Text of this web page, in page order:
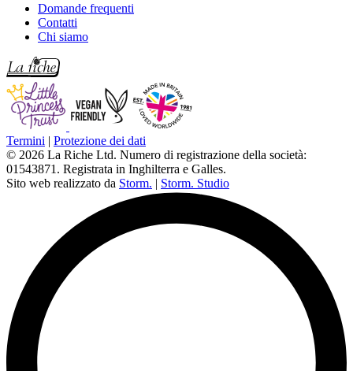
Domande frequenti
Contatti
Chi siamo
Termini | Protezione dei dati
© 2026 La Riche Ltd. Numero di registrazione della società:
01543871. Registrata in Inghilterra e Galles.
Sito web realizzato da Storm. | Storm. Studio